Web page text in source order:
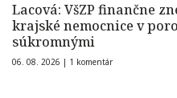
Lacová: VšZP finančne
krajské nemocnice v
súkromnými
06. 08. 2026 | 1 komentár